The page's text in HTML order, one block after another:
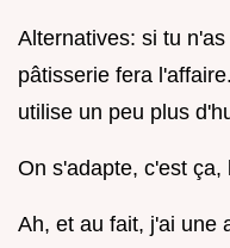
Alternatives: si tu
pâtisserie fera
utilise un peu plus
On s'adapte, c'est ça,
Ah, et au fait, j'ai une